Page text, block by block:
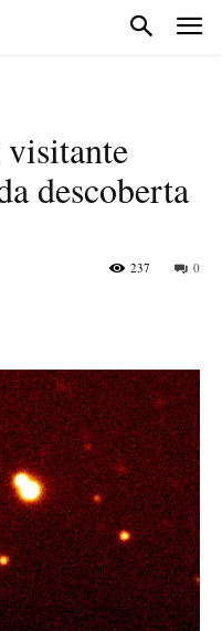
visitante
descoberta
0
237